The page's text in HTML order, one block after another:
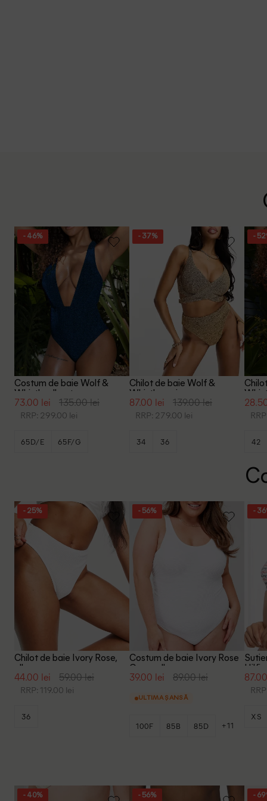
- 46%
Costum de baie Wolf &
Whistle, albastru
73.00 lei 135.00 lei
RRP: 299.00 lei
65D/E 65F/G
- 37%
Chilot de baie Wolf &
Whistle, auriu
87.00 lei 139.00 lei
RRP: 279.00 lei
34 36
-
42
- 25%
Chilot de baie Ivory Rose,
alb
44.00 lei 59.00 lei
RRP: 119.00 lei
36
- 56%
Costum de baie Ivory Rose
Curve, alb
39.00 lei 89.00 lei
ULTIMA ȘANSĂ
100F 85B 85D +11
-
XS
- 40% - 56% -